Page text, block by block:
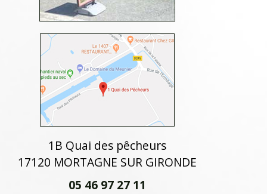
1B Quai des pêcheurs
17120 MORTAGNE SUR GIRONDE
05 46 97 27 11